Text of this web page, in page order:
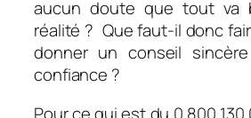
aucun doute que tout va
réalité ? Que faut-il donc
donner un conseil
confiance ?